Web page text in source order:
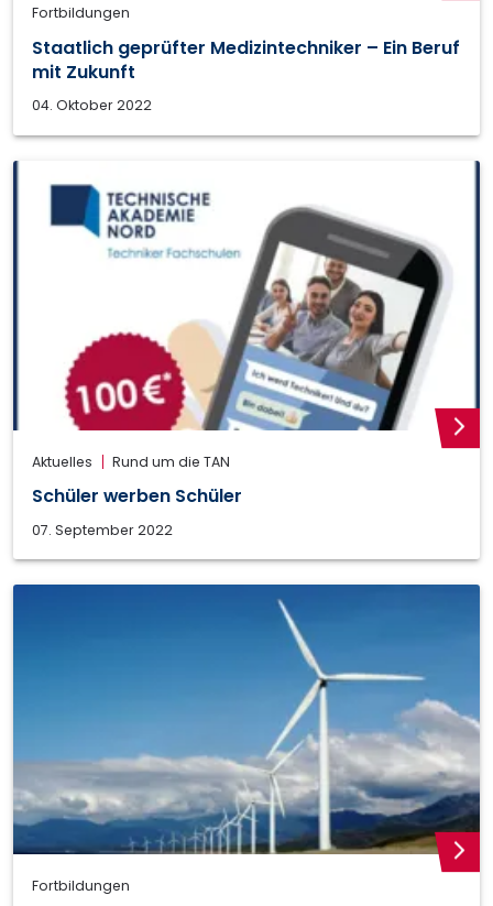
Fortbildungen
Staatlich geprüfter Medizintechniker – Ein Beruf
mit Zukunft
04. Oktober 2022
Aktuelles Rund um die TAN
Schüler werben Schüler
07. September 2022
Fortbildungen